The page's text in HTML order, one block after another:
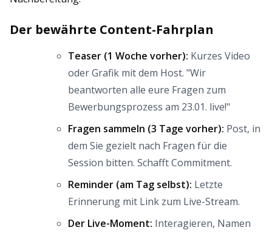
Der bewährte Content-Fahrplan
Teaser (1 Woche vorher): Kurzes Video
oder Grafik mit dem Host. "Wir
beantworten alle eure Fragen zum
Bewerbungsprozess am 23.01. live!"
Fragen sammeln (3 Tage vorher): Post, in
dem Sie gezielt nach Fragen für die
Session bitten. Schafft Commitment.
Reminder (am Tag selbst): Letzte
Erinnerung mit Link zum Live-Stream.
Der Live-Moment: Interagieren, Namen